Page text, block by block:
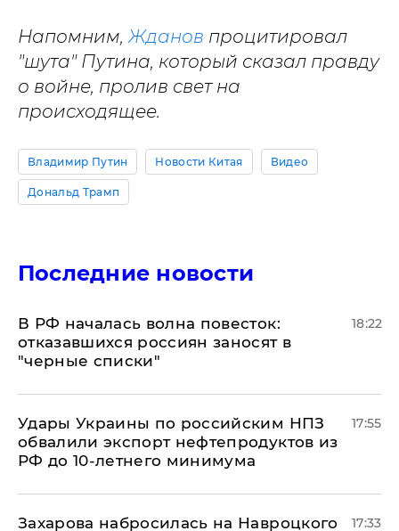
Напомним,Жданов процитировал
"шута" Путина, который сказал правду
о войне, пролив свет на
происходящее.
Владимир Путин Новости Китая Видео
Дональд Трамп
Последние новости
​В РФ началась волна повесток:
отказавшихся россиян заносят в
"черные списки"
18:22
Удары Украины по российским НПЗ
обвалили экспорт нефтепродуктов из
РФ до 10-летнего минимума
17:55
​Захарова набросилась на Навроцкого 17:33